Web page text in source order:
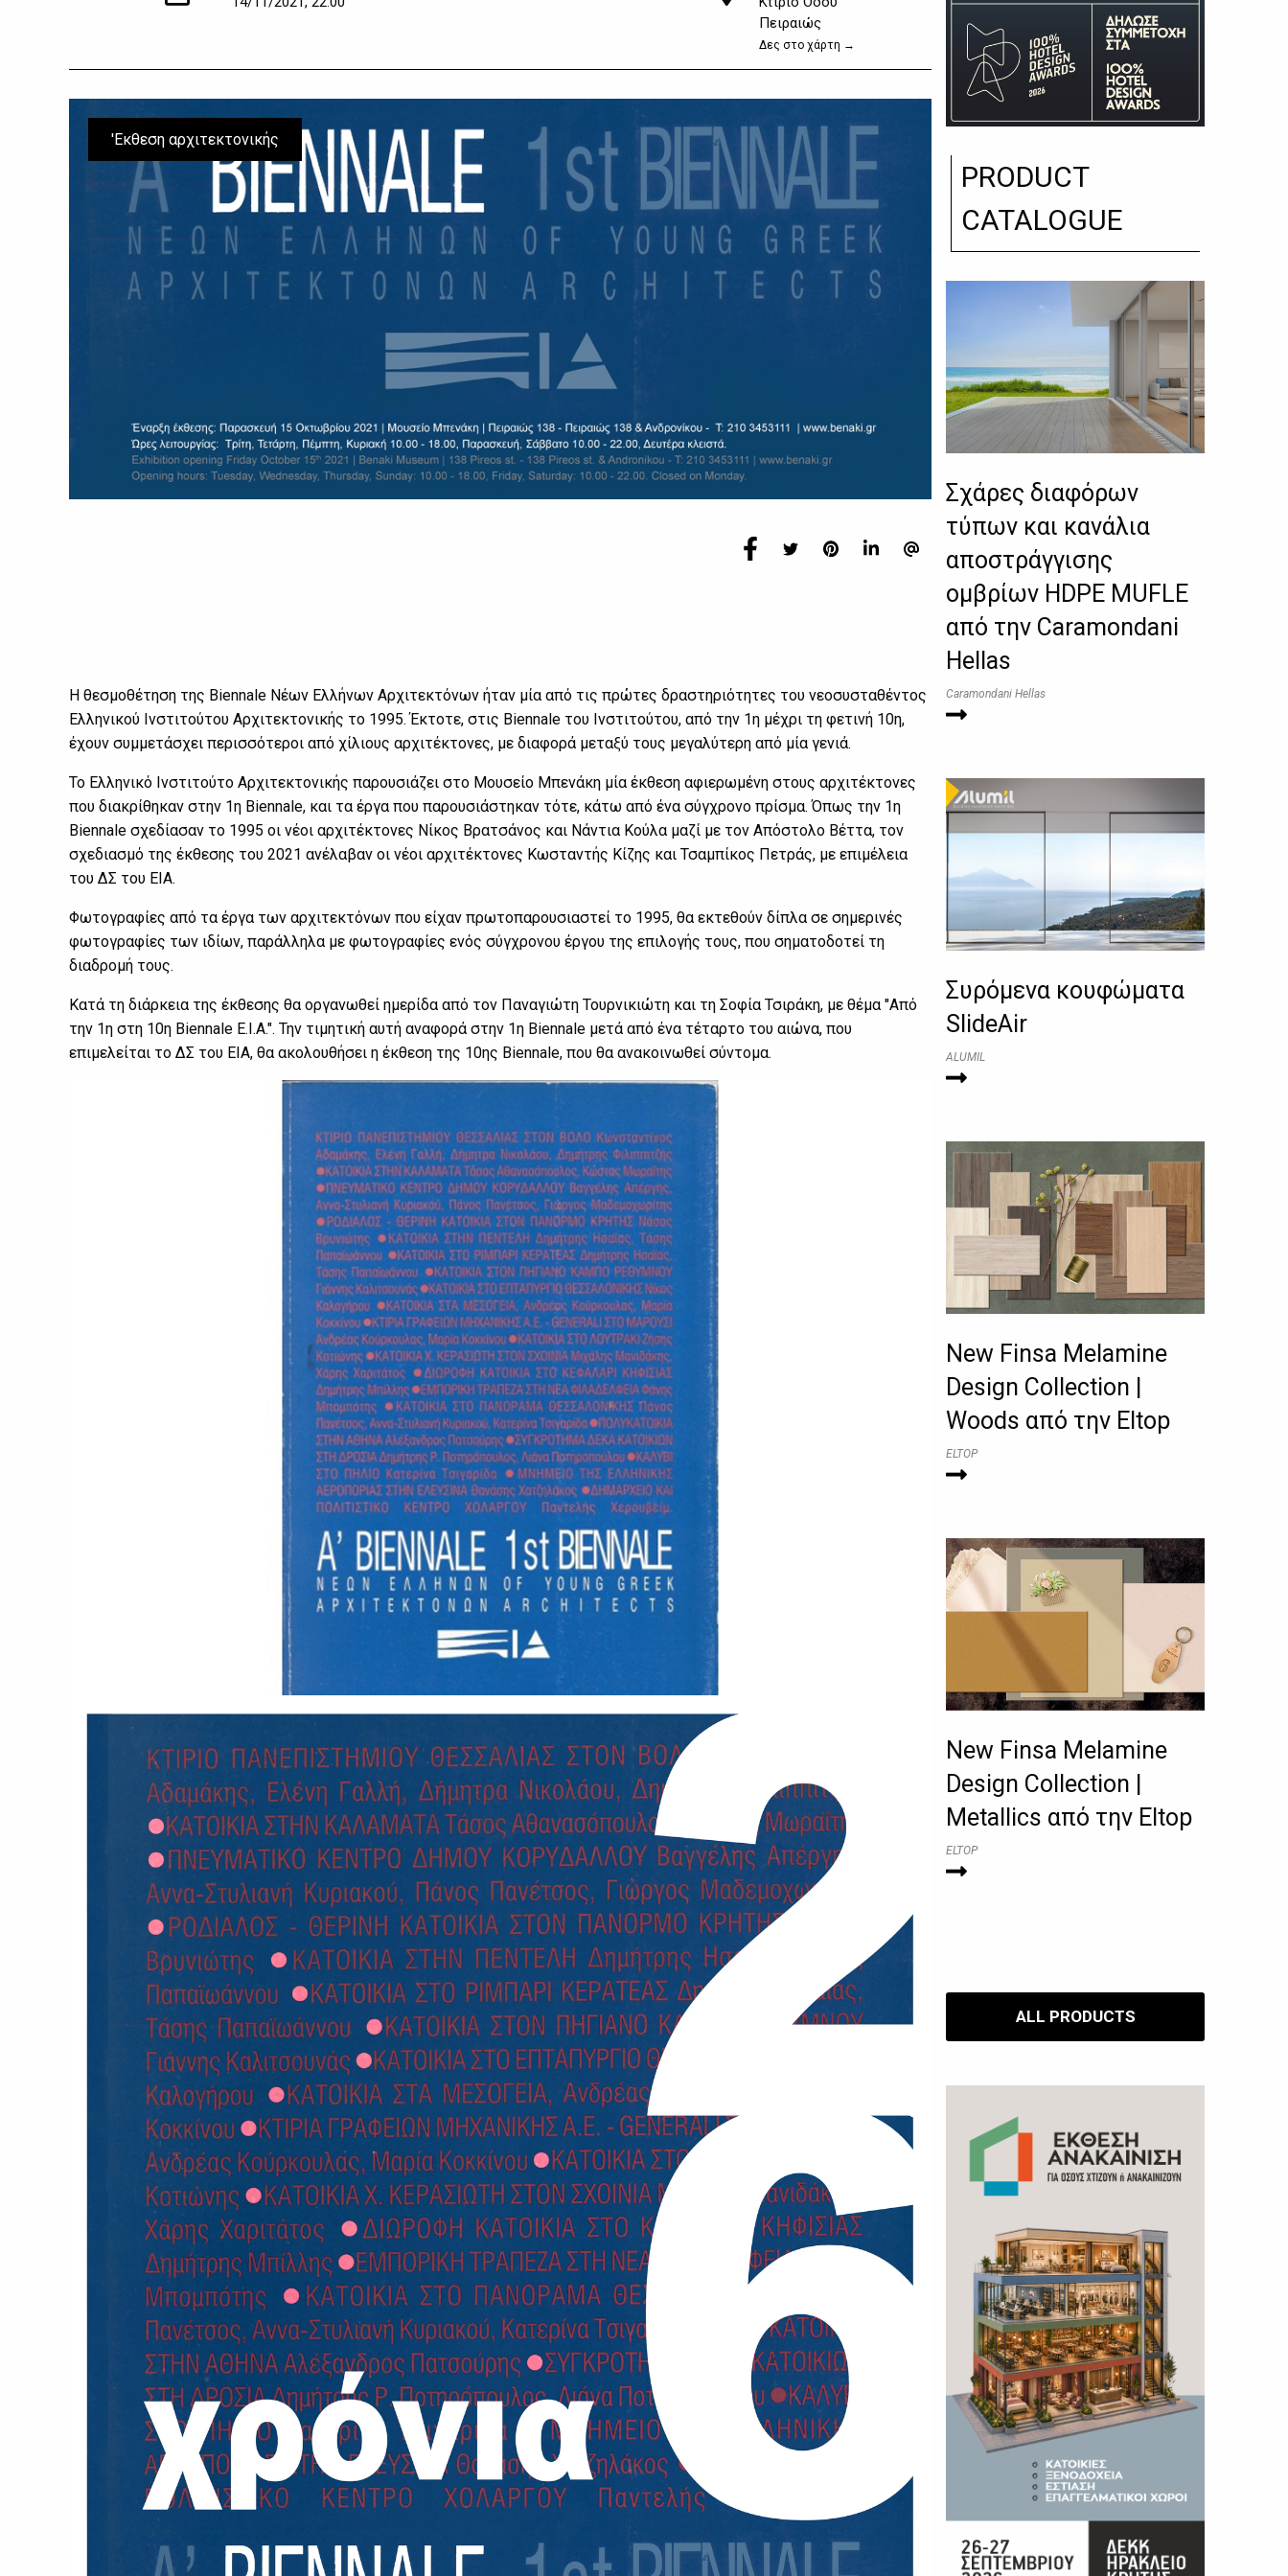
Πειραιώς
Δες στο χάρτη →
'Εκθεση αρχιτεκτονικής
Η θεσμοθέτηση της Biennale Νέων Ελλήνων Αρχιτεκτόνων ήταν μία από τις πρώτες δραστηριότητες του νεοσυσταθέντος
Ελληνικού Ινστιτούτου Αρχιτεκτονικής το 1995. Έκτοτε, στις Biennale του Ινστιτούτου, από την 1η μέχρι τη φετινή 10η,
έχουν συμμετάσχει περισσότεροι από χίλιους αρχιτέκτονες, με διαφορά μεταξύ τους μεγαλύτερη από μία γενιά.
Το Ελληνικό Ινστιτούτο Αρχιτεκτονικής παρουσιάζει στο Μουσείο Μπενάκη μία έκθεση αφιερωμένη στους αρχιτέκτονες
που διακρίθηκαν στην 1η Biennale, και τα έργα που παρουσιάστηκαν τότε, κάτω από ένα σύγχρονο πρίσμα. Όπως την 1η
Biennale σχεδίασαν το 1995 οι νέοι αρχιτέκτονες Νίκος Βρατσάνος και Νάντια Κούλα μαζί με τον Απόστολο Βέττα, τον
σχεδιασμό της έκθεσης του 2021 ανέλαβαν οι νέοι αρχιτέκτονες Κωσταντής Κίζης και Τσαμπίκος Πετράς, με επιμέλεια
του ΔΣ του ΕΙΑ.
Φωτογραφίες από τα έργα των αρχιτεκτόνων που είχαν πρωτοπαρουσιαστεί το 1995, θα εκτεθούν δίπλα σε σημερινές
φωτογραφίες των ιδίων, παράλληλα με φωτογραφίες ενός σύγχρονου έργου της επιλογής τους, που σηματοδοτεί τη
διαδρομή τους.
Κατά τη διάρκεια της έκθεσης θα οργανωθεί ημερίδα από τον Παναγιώτη Τουρνικιώτη και τη Σοφία Τσιράκη, με θέμα "Από
την 1η στη 10η Biennale Ε.Ι.Α.". Την τιμητική αυτή αναφορά στην 1η Biennale μετά από ένα τέταρτο του αιώνα, που
επιμελείται το ΔΣ του ΕΙΑ, θα ακολουθήσει η έκθεση της 10ης Biennale, που θα ανακοινωθεί σύντομα.
PRODUCT
CATALOGUE
Σχάρες διαφόρων
τύπων και κανάλια
αποστράγγισης
ομβρίων HDPE MUFLE
από την Caramondani
Hellas
Caramondani Hellas
Συρόμενα κουφώματα
SlideAir
ALUMIL
New Finsa Melamine
Design Collection |
Woods από την Eltop
ELTOP
New Finsa Melamine
Design Collection |
Metallics από την Eltop
ELTOP
ALL PRODUCTS